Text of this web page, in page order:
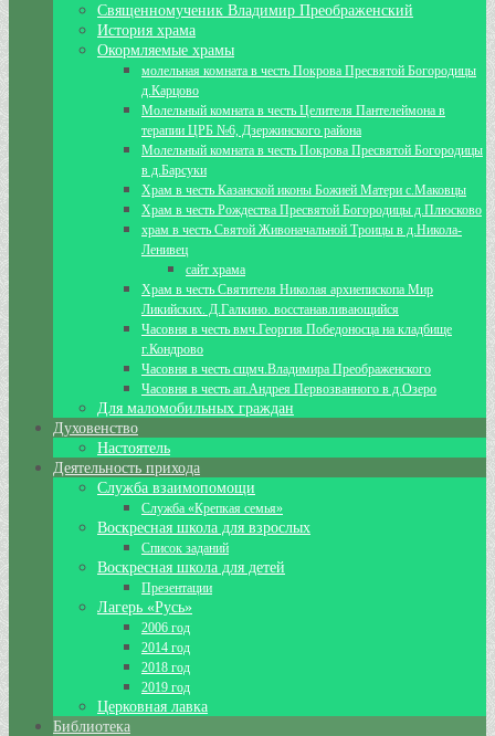
Священномученик Владимир Преображенский
История храма
Окормляемые храмы
молельная комната в честь Покрова Пресвятой Богородицы
д.Карцово
Молельный комната в честь Целителя Пантелеймона в
терапии ЦРБ №6, Дзержинского района
Молельный комната в честь Покрова Пресвятой Богородицы
в д.Барсуки
Храм в честь Казанской иконы Божией Матери с.Маковцы
Храм в честь Рождества Пресвятой Богородицы д.Плюсково
храм в честь Святой Живоначальной Троицы в д.Никола-
Ленивец
сайт храма
Храм в честь Святителя Николая архиепископа Мир
Ликийских. Д.Галкино. восстанавливающийся
Часовня в честь вмч.Георгия Победоносца на кладбище
г.Кондрово
Часовня в честь сщмч.Владимира Преображенского
Часовня в честь ап.Андрея Первозванного в д.Озеро
Для маломобильных граждан
Духовенство
Настоятель
Деятельность прихода
Служба взаимопомощи
Служба «Крепкая семья»
Воскресная школа для взрослых
Список заданий
Воскресная школа для детей
Презентации
Лагерь «Русь»
2006 год
2014 год
2018 год
2019 год
Церковная лавка
Библиотека